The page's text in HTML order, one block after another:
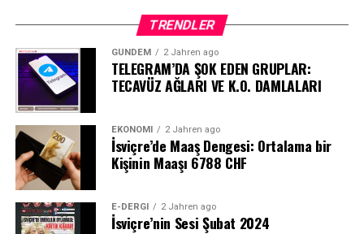
TRENDLER
GÜNDEM 2 Jahren ago
TELEGRAM’DA ŞOK EDEN GRUPLAR:
TECAVÜZ AĞLARI VE K.O. DAMLALARI
EKONOMI 2 Jahren ago
İsviçre’de Maaş Dengesi: Ortalama bir
Kişinin Maaşı 6788 CHF
E-DERGI 2 Jahren ago
İsviçre’nin Sesi Şubat 2024